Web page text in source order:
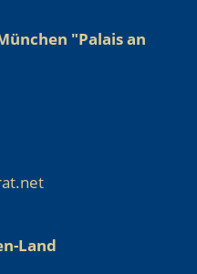
"Palais an
Land